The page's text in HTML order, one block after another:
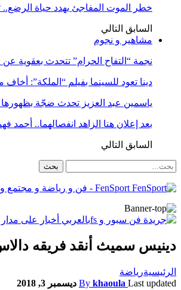
خطر الموت المفاجئ يهدد حياة الرضع..
السابق التالي
مشاهير و نجوم
نجمة “التفاح الحرام” تتحدث بعقوية
دينا تعود للسينما بفيلم “الملكة”:
ياسمين عبد العزيز تحدث ضجّة بظهورها
بعد إعلان هنا الزاهد انفصالهما.. أحمد
السابق التالي
FenSport - فن و رياضة و مجتمع و سياسة
دينيس سميث أنقد فريقه
الرئيسيةرياضة
By khaoula Last updated ديسمبر 3, 2018